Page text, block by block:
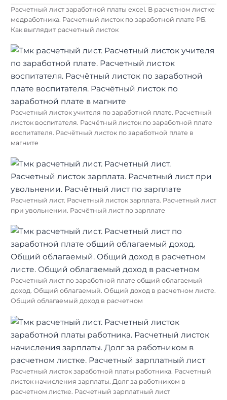
Расчетный лист заработной платы excel. В расчетном листке
медработника. Расчетный листок по заработной плате РБ.
Как выглядит расчетный листок
Расчетный листок учителя по заработной плате. Расчетный
листок воспитателя. Расчётный листок по заработной плате
воспитателя. Расчётный листок по заработной плате в
магните
Расчетный лист. Расчетный листок зарплата. Расчетный лист
при увольнении. Расчётный лист по зарплате
Расчетный лист по заработной плате общий облагаемый
доход. Общий облагаемый. Общий доход в расчетном листе.
Общий облагаемый доход в расчетном
Расчетный листок заработной платы работника. Расчетный
листок начисления зарплаты. Долг за работником в
расчетном листке. Расчетный зарплатный лист